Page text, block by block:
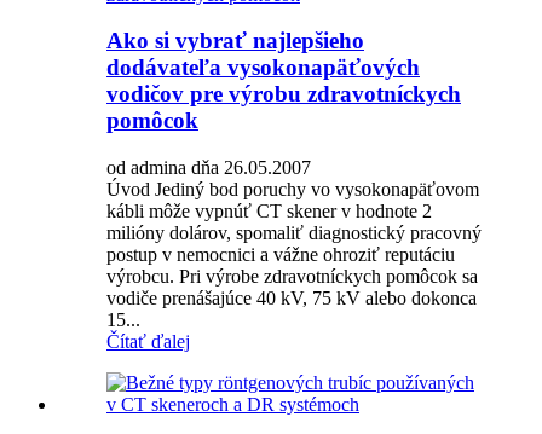
Ako si vybrať najlepšieho
dodávateľa vysokonapäťových
vodičov pre výrobu zdravotníckych
pomôcok
od admina dňa 26.05.2007
Úvod Jediný bod poruchy vo vysokonapäťovom
kábli môže vypnúť CT skener v hodnote 2
milióny dolárov, spomaliť diagnostický pracovný
postup v nemocnici a vážne ohroziť reputáciu
výrobcu. Pri výrobe zdravotníckych pomôcok sa
vodiče prenášajúce 40 kV, 75 kV alebo dokonca
15...
Čítať ďalej